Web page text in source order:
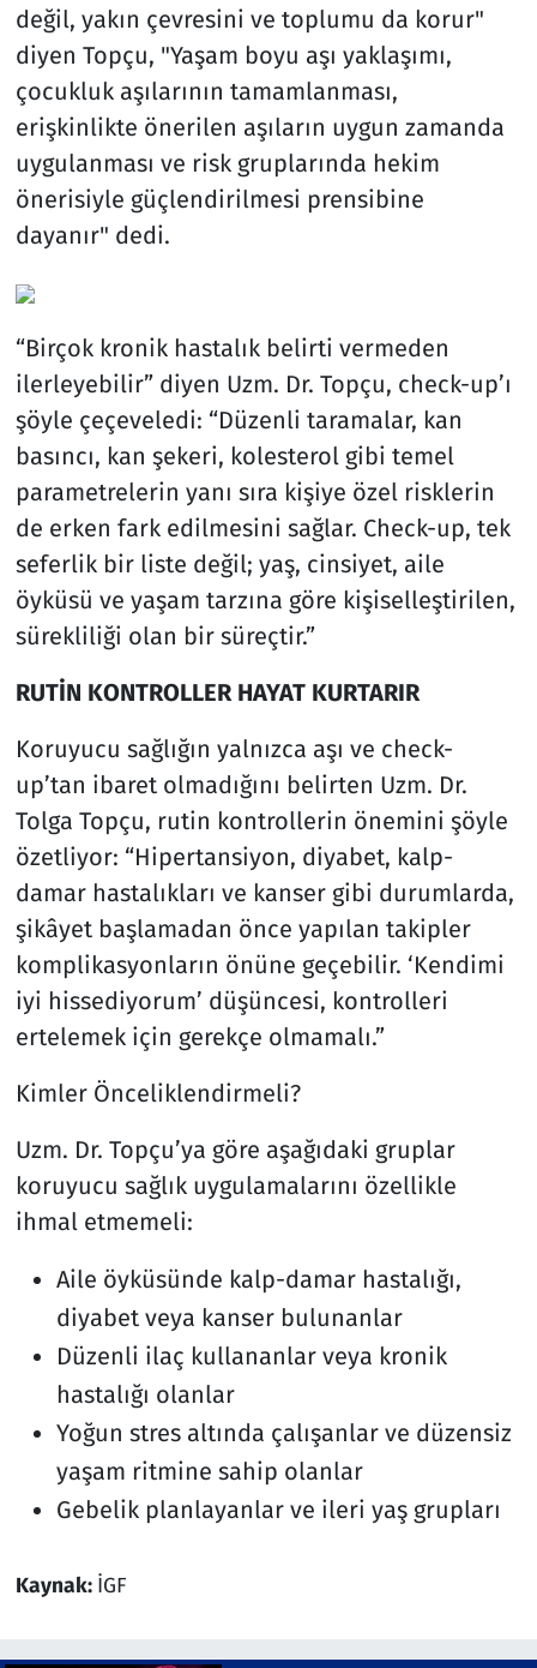
değil, yakın çevresini ve toplumu da korur"
diyen Topçu, "Yaşam boyu aşı yaklaşımı,
çocukluk aşılarının tamamlanması,
erişkinlikte önerilen aşıların uygun zamanda
uygulanması ve risk gruplarında hekim
önerisiyle güçlendirilmesi prensibine
dayanır" dedi.
“Birçok kronik hastalık belirti vermeden
ilerleyebilir” diyen Uzm. Dr. Topçu, check-up’ı
şöyle çeçeveledi: “Düzenli taramalar, kan
basıncı, kan şekeri, kolesterol gibi temel
parametrelerin yanı sıra kişiye özel risklerin
de erken fark edilmesini sağlar. Check-up, tek
seferlik bir liste değil; yaş, cinsiyet, aile
öyküsü ve yaşam tarzına göre kişiselleştirilen,
sürekliliği olan bir süreçtir.”
RUTİN KONTROLLER HAYAT KURTARIR
Koruyucu sağlığın yalnızca aşı ve check-
up’tan ibaret olmadığını belirten Uzm. Dr.
Tolga Topçu, rutin kontrollerin önemini şöyle
özetliyor: “Hipertansiyon, diyabet, kalp-
damar hastalıkları ve kanser gibi durumlarda,
şikâyet başlamadan önce yapılan takipler
komplikasyonların önüne geçebilir. ‘Kendimi
iyi hissediyorum’ düşüncesi, kontrolleri
ertelemek için gerekçe olmamalı.”
Kimler Önceliklendirmeli?
Uzm. Dr. Topçu’ya göre aşağıdaki gruplar
koruyucu sağlık uygulamalarını özellikle
ihmal etmemeli:
Aile öyküsünde kalp-damar hastalığı,
diyabet veya kanser bulunanlar
Düzenli ilaç kullananlar veya kronik
hastalığı olanlar
Yoğun stres altında çalışanlar ve düzensiz
yaşam ritmine sahip olanlar
Gebelik planlayanlar ve ileri yaş grupları
Kaynak: İGF